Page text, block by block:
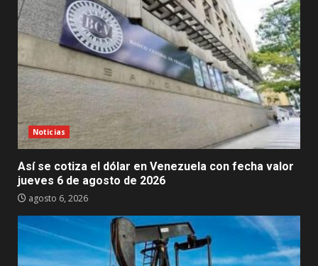
Noticias
Así se cotiza el dólar en Venezuela con fecha valor
jueves 6 de agosto de 2026
agosto 6, 2026